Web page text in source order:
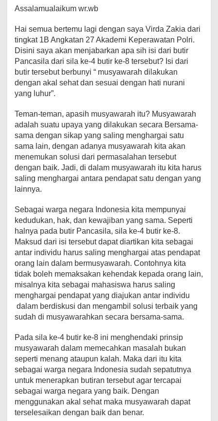
e
b
o
o
k
er
s
A
p
p
st Li
n
k
a
m
Assalamualaikum wr.wb
Hai semua bertemu lagi dengan saya Virda Zakia dari
tingkat 1B Angkatan 27 Akademi Keperawatan Polri.
Disini saya akan menjabarkan apa sih isi dari butir
Pancasila dari sila ke-4 butir ke-8 tersebut? Isi dari
butir tersebut berbunyi “ musyawarah dilakukan
dengan akal sehat dan sesuai dengan hati nurani
yang luhur”.
Teman-teman, apasih musyawarah itu? Musyawarah
adalah suatu upaya yang dilakukan secara Bersama-
sama dengan sikap yang saling menghargai satu
sama lain, dengan adanya musyawarah kita akan
menemukan solusi dari permasalahan tersebut
dengan baik. Jadi, di dalam musyawarah itu kita harus
saling menghargai antara pendapat satu dengan yang
lainnya.
Sebagai warga negara Indonesia kita mempunyai
kedudukan, hak, dan kewajiban yang sama. Seperti
halnya pada butir Pancasila, sila ke-4 butir ke-8.
Maksud dari isi tersebut dapat diartikan kita sebagai
antar individu harus saling menghargai atas pendapat
orang lain dalam bermusyawarah. Contohnya kita
tidak boleh memaksakan kehendak kepada orang lain,
misalnya kita sebagai mahasiswa harus saling
menghargai pendapat yang diajukan antar individu
dalam berdiskusi dan mengambil solusi terbaik yang
sudah di musyawarahkan secara bersama-sama.
Pada sila ke-4 butir ke-8 ini menghendaki prinsip
musyawarah dalam memecahkan masalah bukan
seperti menang ataupun kalah. Maka dari itu kita
sebagai warga negara Indonesia sudah sepatutnya
untuk menerapkan butiran tersebut agar tercapai
sebagai warga negara yang baik. Dengan
menggunakan akal sehat maka musyawarah dapat
terselesaikan dengan baik dan benar.